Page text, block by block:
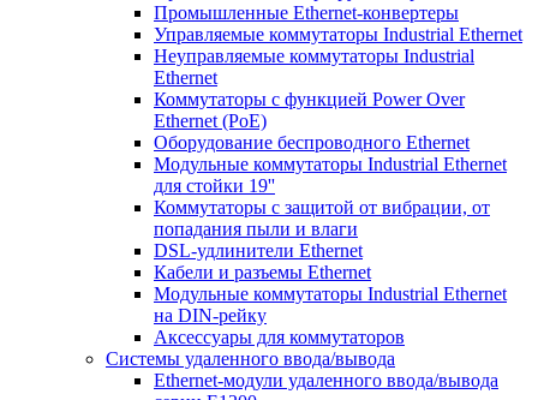
Промышленные Ethernet-конвертеры
Управляемые коммутаторы Industrial Ethernet
Неуправляемые коммутаторы Industrial
Ethernet
Коммутаторы с функцией Power Over
Ethernet (PoE)
Оборудование беспроводного Ethernet
Модульные коммутаторы Industrial Ethernet
для стойки 19''
Коммутаторы с защитой от вибрации, от
попадания пыли и влаги
DSL-удлинители Ethernet
Кабели и разъемы Ethernet
Модульные коммутаторы Industrial Ethernet
на DIN-рейку
Аксессуары для коммутаторов
Системы удаленного ввода/вывода
Ethernet-модули удаленного ввода/вывода